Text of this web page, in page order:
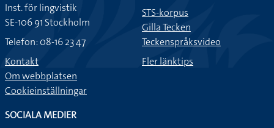
Inst. för lingvistik
SE-106 91 Stockholm
Telefon: 08-16 23 47
Kontakt
Om webbplatsen
Cookieinställningar
STS-korpus
Gilla Tecken
Teckenspråksvideo
Fler länktips
SOCIALA MEDIER